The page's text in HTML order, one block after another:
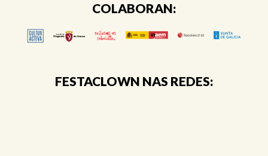
COLABORAN:
FESTACLOWN NAS REDES: